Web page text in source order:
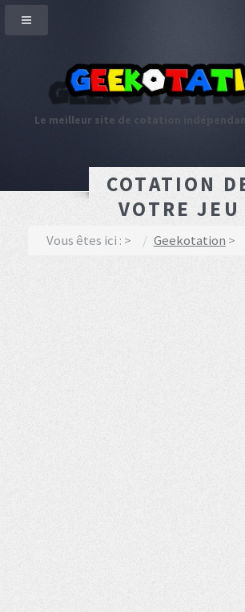
Le meilleur site de cotation
COTATION
VOTRE JEU
Vous êtes ici : Geekotation